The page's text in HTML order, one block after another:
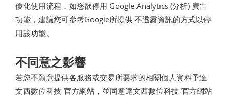
優化使用流程，如您欲停用 Google Analytics (分析) 廣告
功能，建議您可參考Google所提供 不透露資訊的方式以停
用該功能。
不同意之影響
若您不願意提供各服務或交易所要求的相關個人資料予達
文西數位科技-官方網站，並同意達文西數位科技-官方網站